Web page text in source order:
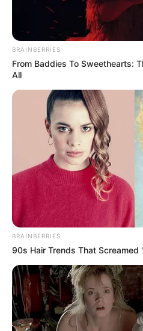
Corrente para bijuterias
Como fazer o colar
1) O primeiro passo é fazer
BRAINBERRIES
From Baddies To Sweethearts:
All
BRAINBERRIES
90s Hair Trends That Screamed